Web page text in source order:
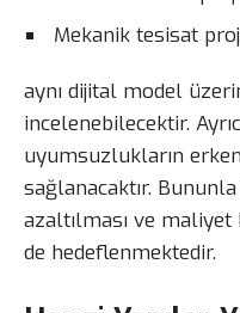
Mekanik tesisat
aynı dijital model
incelenebilecektir.
uyumsuzlukların
sağlanacaktır.
azaltılması ve
de hedeflenmektedir.